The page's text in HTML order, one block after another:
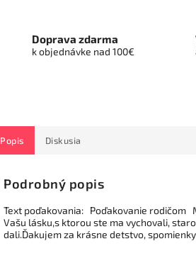
Doprava zdarma
k objednávke nad 100€
Popis Diskusia
Podrobný popis
Text poďakovania: Poďakovanie rodičom
Vašu lásku,s ktorou ste ma vychovali,
dali.Ďakujem za krásne detstvo,